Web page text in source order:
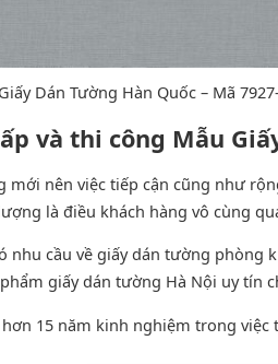
Dán Tường Hàn Quốc – Mã
và thi công Mẫu
mới nên việc tiếp cận cũng như
là điều khách hàng vô cùng
nhu cầu về giấy dán tường phòng
giấy dán tường Hà Nội uy tín
15 năm kinh nghiệm trong